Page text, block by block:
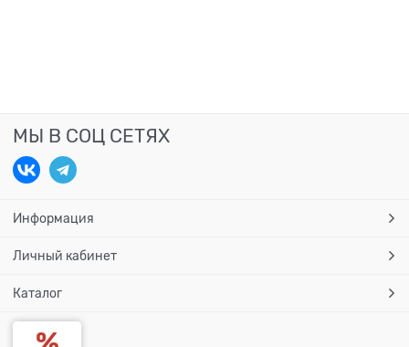
МЫ В СОЦ СЕТЯХ
Информация
Личный кабинет
Каталог